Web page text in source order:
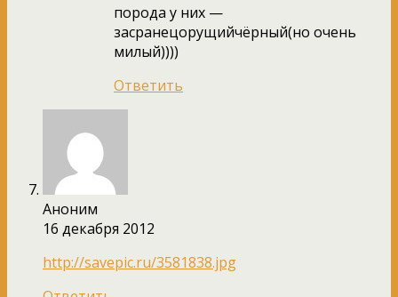
порода у них —
засранецорущийчёрный(но очень
милый))))
Ответить
Аноним
16 декабря 2012
http://savepic.ru/3581838.jpg